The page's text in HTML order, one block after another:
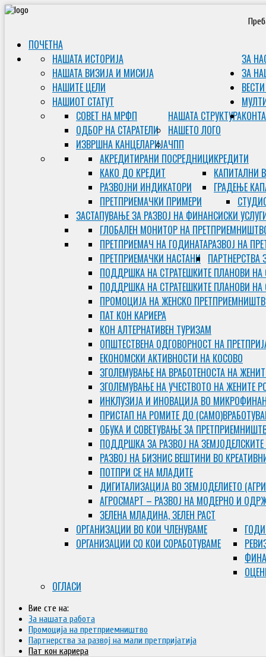
ПОЧЕТНА
ЗА
НАШАТА ИСТОРИЈА
НАШАТА ВИЗИЈА И МИСИЈА
НАШИТЕ ЦЕЛИ
НАШИОТ СТАТУТ
НАШАТА СТРУКТУРА
СОВЕТ НА МРФП
ОДБОР НА СТАРАТЕЛИ
ИЗВРШНА КАНЦЕЛАРИЈА
НАШЕТО ЛОГО
ЧПП
ЗА
КРЕДИТИ
АКРЕДИТИРАНИ ПОСРЕДНИЦИ
КАКО ДО КРЕДИТ
РАЗВОЈНИ ИНДИКАТОРИ
ПРЕТПРИЕМАЧКИ ПРИМЕРИ
КАПИТАЛНИ
ГРАДЕЊЕ
ЗАСТАПУВАЊЕ ЗА РАЗВОЈ НА ФИНАНСИСКИ
ГЛОБАЛЕН МОНИТОР НА
РАЗВОЈ НА
ПРЕТПРИЕМАЧ НА ГОДИНАТА
ПРЕТПРИЕМАЧКИ НАСТАНИ ПАРТНЕРСТВА
ПОДДРШКА НА СТРАТЕШКИТЕ ПЛАНОВИ НА
ПОДДРШКА НА СТРАТЕШКИТЕ ПЛАНОВИ НА
ПРОМОЦИЈА НА ЖЕНСКО
ПАТ КОН КАРИЕРА
КОН АЛТЕРНАТИВЕН ТУРИЗАМ
ОПШТЕСТВЕНА ОДГОВОРНОСТ НА
ЕКОНОМСКИ АКТИВНОСТИ НА КОСОВО
ЗГОЛЕМУВАЊЕ НА ВРАБОТЕНОСТА НА
ЗГОЛЕМУВАЊЕ НА УЧЕСТВОТО НА ЖЕНИТЕ
ИНКЛУЗИЈА И ИНОВАЦИЈА ВО
ПРИСТАП НА РОМИТЕ ДО
ОБУКА И СОВЕТУВАЊЕ ЗА
ПОДДРШКА ЗА РАЗВОЈ НА
РАЗВОЈ НА БИЗНИС ВЕШТИНИ ВО
ПОТПРИ СЕ НА МЛАДИТЕ
ДИГИТАЛИЗАЦИЈА ВО ЗЕМЈОДЕЛИЕТО
АГРОСМАРТ – РАЗВОЈ НА МОДЕРНО И
ЗЕЛЕНА МЛАДИНА, ЗЕЛЕН РАСТ
ОРГAНИЗАЦИИ ВО КОИ ЧЛЕНУВАМЕ
ОРГАНИЗАЦИИ СО КОИ СОРАБОТУВАМЕ
ОГЛАСИ
Вие сте на:
За нашата работа
Промоција на претприемништво
Партнерства за развој на мали претпријатија
Пат кон кариера